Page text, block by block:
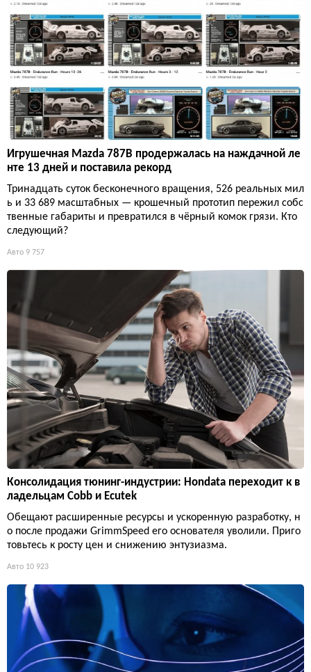
Игрушечная Mazda 787B продержалась на наждачной ле
нте 13 дней и поставила рекорд
Тринадцать суток бесконечного вращения, 526 реальных мил
ь и 33 689 масштабных — крошечный прототип пережил собс
твенные габариты и превратился в чёрный комок грязи. Кто
следующий?
Авто 9 757
Консолидация тюнинг-индустрии: Hondata переходит к в
ладельцам Cobb и Ecutek
Обещают расширенные ресурсы и ускоренную разработку, н
о после продажи GrimmSpeed его основателя уволили. Приго
товьтесь к росту цен и снижению энтузиазма.
Авто 10 923